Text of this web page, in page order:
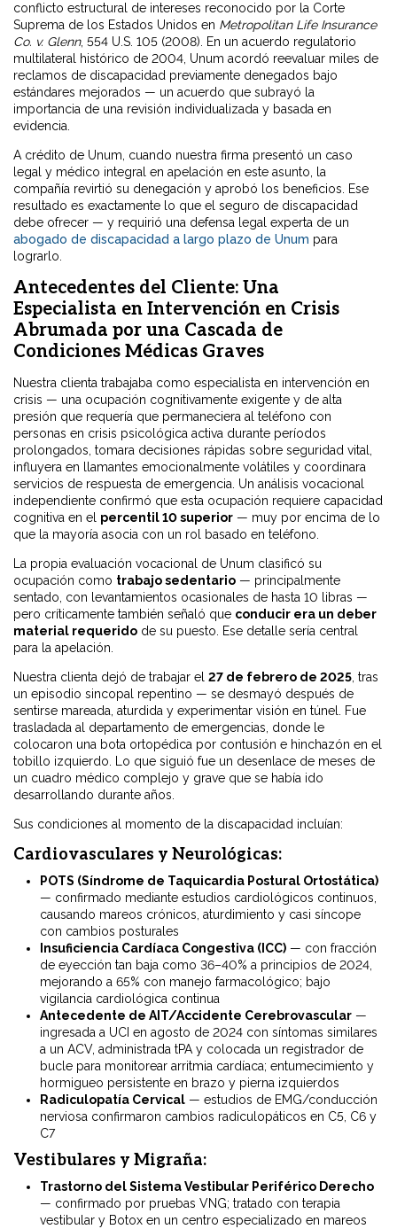
conflicto estructural de intereses reconocido por la Corte
Suprema de los Estados Unidos en Metropolitan Life Insurance
Co. v. Glenn, 554 U.S. 105 (2008). En un acuerdo regulatorio
multilateral histórico de 2004, Unum acordó reevaluar miles de
reclamos de discapacidad previamente denegados bajo
estándares mejorados — un acuerdo que subrayó la
importancia de una revisión individualizada y basada en
evidencia.
A crédito de Unum, cuando nuestra firma presentó un caso
legal y médico integral en apelación en este asunto, la
compañía revirtió su denegación y aprobó los beneficios. Ese
resultado es exactamente lo que el seguro de discapacidad
debe ofrecer — y requirió una defensa legal experta de un
abogado de discapacidad a largo plazo de Unum para
lograrlo.
Antecedentes del Cliente: Una
Especialista en Intervención en Crisis
Abrumada por una Cascada de
Condiciones Médicas Graves
Nuestra clienta trabajaba como especialista en intervención en
crisis — una ocupación cognitivamente exigente y de alta
presión que requería que permaneciera al teléfono con
personas en crisis psicológica activa durante períodos
prolongados, tomara decisiones rápidas sobre seguridad vital,
influyera en llamantes emocionalmente volátiles y coordinara
servicios de respuesta de emergencia. Un análisis vocacional
independiente confirmó que esta ocupación requiere capacidad
cognitiva en el percentil 10 superior — muy por encima de lo
que la mayoría asocia con un rol basado en teléfono.
La propia evaluación vocacional de Unum clasificó su
ocupación como trabajo sedentario — principalmente
sentado, con levantamientos ocasionales de hasta 10 libras —
pero críticamente también señaló que conducir era un deber
material requerido de su puesto. Ese detalle sería central
para la apelación.
Nuestra clienta dejó de trabajar el 27 de febrero de 2025 , tras
un episodio sincopal repentino — se desmayó después de
sentirse mareada, aturdida y experimentar visión en túnel. Fue
trasladada al departamento de emergencias, donde le
colocaron una bota ortopédica por contusión e hinchazón en el
tobillo izquierdo. Lo que siguió fue un desenlace de meses de
un cuadro médico complejo y grave que se había ido
desarrollando durante años.
Sus condiciones al momento de la discapacidad incluían:
Cardiovasculares y Neurológicas:
POTS (Síndrome de Taquicardia Postural Ortostática)
— confirmado mediante estudios cardiológicos continuos,
causando mareos crónicos, aturdimiento y casi síncope
con cambios posturales
Insuficiencia Cardíaca Congestiva (ICC) — con fracción
de eyección tan baja como 36–40% a principios de 2024,
mejorando a 65% con manejo farmacológico; bajo
vigilancia cardiológica continua
Antecedente de AIT/Accidente Cerebrovascular —
ingresada a UCI en agosto de 2024 con síntomas similares
a un ACV, administrada tPA y colocada un registrador de
bucle para monitorear arritmia cardíaca; entumecimiento y
hormigueo persistente en brazo y pierna izquierdos
Radiculopatía Cervical — estudios de EMG/conducción
nerviosa confirmaron cambios radiculopáticos en C5, C6 y
C7
Vestibulares y Migraña:
Trastorno del Sistema Vestibular Periférico Derecho
— confirmado por pruebas VNG; tratado con terapia
vestibular y Botox en un centro especializado en mareos